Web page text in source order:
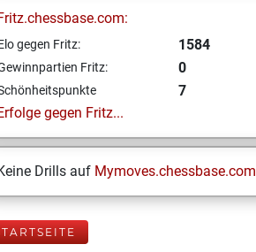
gegen Fritz: 1584
Fritz: 0
7
gegen Fritz...
Drills auf Mymoves.chessbase.com